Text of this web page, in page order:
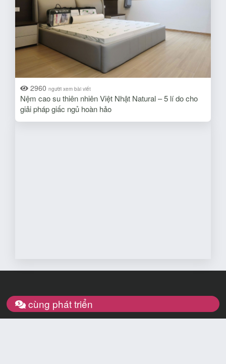
2960 người xem bài viết
Nệm cao su thiên nhiên Việt Nhật Natural – 5 lí do cho
giải pháp giấc ngủ hoàn hảo
cùng phát triển
Diễn Đàn Làm Đẹp là diễn đàn miễn phí đăng các tin liên quán địa